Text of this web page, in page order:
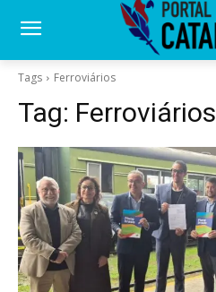
Tags Ferroviários
Tag: Ferroviários